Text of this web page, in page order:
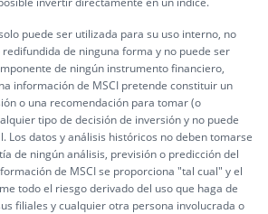
puede ser utilizada para su uso interno, no
de ninguna forma y no puede ser
de ningún instrumento financiero,
información de MSCI pretende constituir un
o una recomendación para tomar (o
tipo de decisión de inversión y no puede
Los datos y análisis históricos no deben tomarse
de ningún análisis, previsión o predicción del
de MSCI se proporciona "tal cual" y el
todo el riesgo derivado del uso que haga de
filiales y cualquier otra persona involucrada o